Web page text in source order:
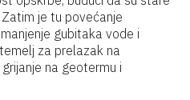
je tu povećanje
gubitaka vode i
za prelazak na
na geotermu i